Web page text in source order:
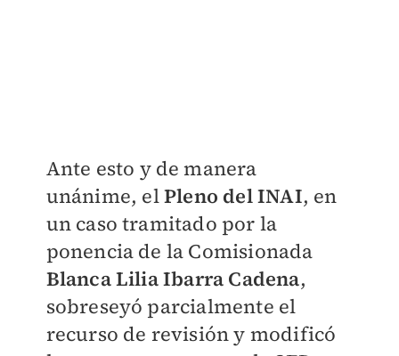
Ante esto y de manera
unánime, elPleno del INAI, en
un caso tramitado por la
ponencia de la Comisionada
Blanca Lilia Ibarra Cadena,
sobreseyó parcialmente el
recurso de revisión y modificó